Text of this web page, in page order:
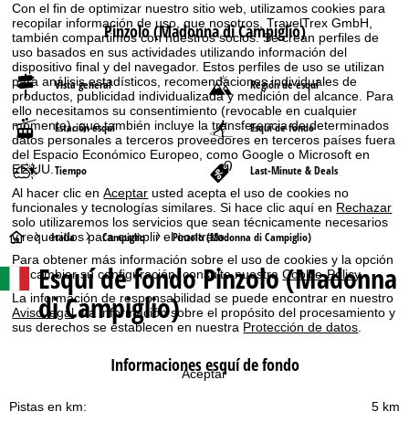
Con el fin de optimizar nuestro sitio web, utilizamos cookies para
recopilar información de uso, que nosotros, TravelTrex GmbH,
también compartimos con nuestros socios. Se crean perfiles de
uso basados en sus actividades utilizando información del
dispositivo final y del navegador. Estos perfiles de uso se utilizan
para análisis estadísticos, recomendaciones individuales de
productos, publicidad individualizada y medición del alcance. Para
ello necesitamos su consentimiento (revocable en cualquier
momento), que también incluye la transferencia de determinados
datos personales a terceros proveedores en terceros países fuera
del Espacio Económico Europeo, como Google o Microsoft en
EE.UU.
Al hacer clic enAceptar usted acepta el uso de cookies no
funcionales y tecnologías similares. Si hace clic aquí en Rechazar
solo utilizaremos los servicios que sean técnicamente necesarios
y requeridos para cumplir el contrato.
Para obtener más información sobre el uso de cookies y la opción
de cambiar su configuración, consulte nuestraCookie-Policy.
La información de responsabilidad se puede encontrar en nuestro
Aviso legal. La información sobre el propósito del procesamiento y
sus derechos se establecen en nuestra Protección de datos
Aceptar
Pinzolo (Madonna di Campiglio)
Vista general Región de esquí
Estación esquí Esquí de fondo
Tiempo Last-Minute & Deals
P
á
g
Italia Campiglio Pinzolo (Madonna di Campiglio)
Esquí de fondo Pinzolo (Madonna
di Campiglio)
Informaciones esquí de fondo
5 km
Pistas en km: